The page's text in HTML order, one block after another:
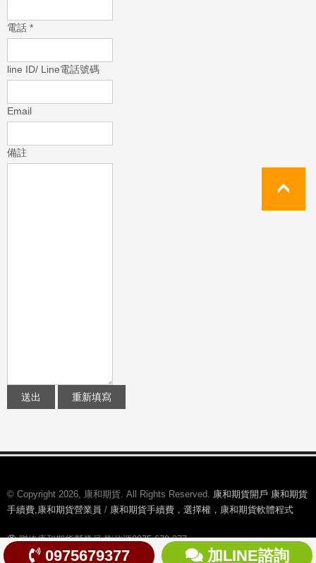
電話 *
line ID/ Line電話號碼
Email
備註
© Copyright 2026, 康和期貨. All Rights Reserved. 康和期貨開戶 康和期貨
手續費,康和期貨營業員 / 康和期貨手續費，選擇權，康和期貨軟體程式
聯絡康和期貨營業員-劉信源0975-679-377：
0975679377 加LINE諮詢